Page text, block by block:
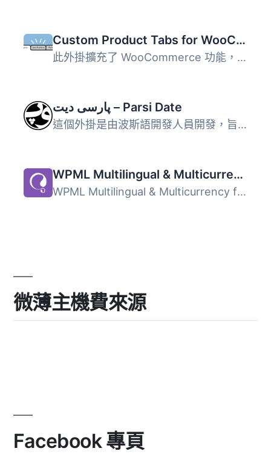
Custom Product Tabs for WooCommerce
此外掛擴充了 WooCommerce 功能，允許商店擁有者針對產品添加...
پارسی دیت – Parsi Date
這個外掛是由波斯語開發人員開發，旨在為波斯語 WordPress 帶...
WPML Multilingual & Multicurrency for WooCommerce
WPML Multilingual & Multicurrency for WooCommerce 是...
微薄主機費來源
Facebook 專頁